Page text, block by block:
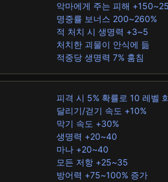
악마에게 주는 피해
명중률 보너스 200~260%
적 처치 시 생명력 +3~5
처치한 괴물이 안식에 듦
적중당 생명력 7% 훔침
피격 시 5% 확률로 10 레벨
달리기/걷기 속도 +10%
막기 속도 +30%
생명력 +20~40
마나 +20~40
모든 저항 +25~35
방어력 +75~100% 증가